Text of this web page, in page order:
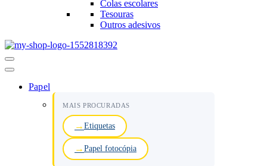
Colas escolares
Tesouras
Outros adesivos
Menu
de
Papel
MAIS PROCURADAS
Etiquetas
Papel fotocópia